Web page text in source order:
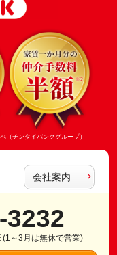
チンタイバンクグループ）
会社案内
3232
～3月は無休で営業)